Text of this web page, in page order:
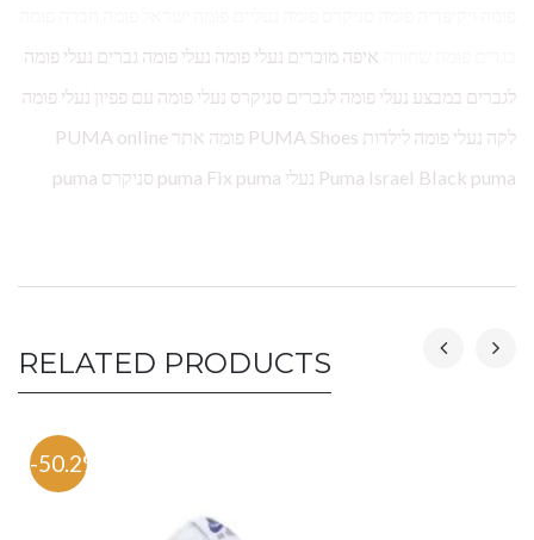
איפה מוכרים נעלי פומה נעלי פומה גברים נעלי פומה
לגברים במבצע נעלי פומה לגברים סניקרס נעלי פומה עם פפיון נעלי פומה
לקה נעלי פומה לילדות PUMA Shoes פומה אתר PUMA online
Puma Israel Black puma נעלי puma Fix puma סניקרס puma
RELATED PRODUCTS
-50.2%